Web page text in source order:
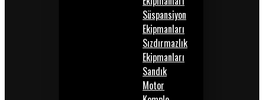
Süspansiyon
Ekipmanları
Sızdırmazlık
Ekipmanları
Sandık
Motor